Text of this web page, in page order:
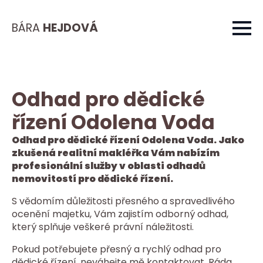
BÁRA HEJDOVÁ
Odhad pro dědické
řízení Odolena Voda
Odhad pro dědické řízení Odolena Voda. Jako
zkušená realitní makléřka Vám nabízím
profesionální služby v oblasti odhadů
nemovitostí pro dědické řízení.
S vědomím důležitosti přesného a spravedlivého
ocenění majetku, Vám zajistím odborný odhad,
který splňuje veškeré právní náležitosti.
Pokud potřebujete přesný a rychlý odhad pro